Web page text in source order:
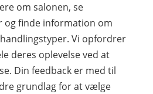
om salonen, se
og finde information om
Vi opfordrer
deres oplevelse ved at
Din feedback er med til
grundlag for at vælge